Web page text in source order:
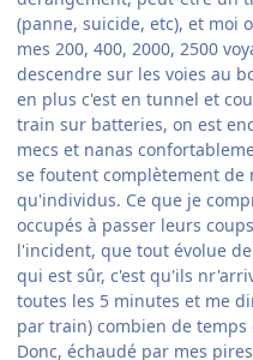
(panne, suicide, etc), et moi
mes 200, 400, 2000, 2500
descendre sur les voies au
en plus c'est en tunnel et
train sur batteries, on est
mecs et nanas
se foutent complètement de
qu'individus. Ce que je
occupés à passer leurs
l'incident, que tout évolue
qui est sûr, c'est qu'ils
toutes les 5 minutes et me
par train) combien de temps
Donc, échaudé par mes